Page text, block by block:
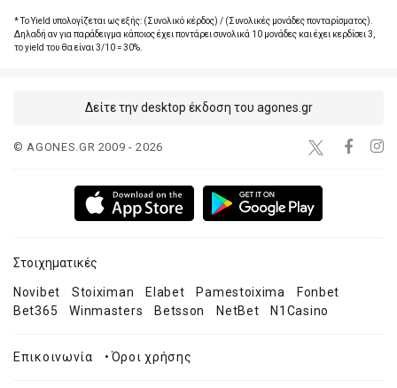
* Το Yield υπολογίζεται ως εξής: (Συνολικό κέρδος) / (Συνολικές μονάδες πονταρίσματος).
Δηλαδή αν για παράδειγμα κάποιος έχει ποντάρει συνολικά 10 μονάδες και έχει κερδίσει 3,
το yield του θα είναι 3/10 = 30%.
Δείτε την desktop έκδοση του agones.gr
© AGONES.GR 2009 - 2026
Στοιχηματικές
Novibet Stoiximan Elabet Pamestoixima
Fonbet
Bet365
Winmasters Betsson NetBet N1Casino
Επικοινωνία •Όροι χρήσης